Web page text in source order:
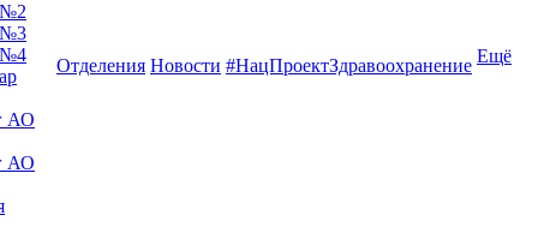
№2
№3
№4
АО
АО
Отделения Новости #НацПроектЗдравоохранение Ещё